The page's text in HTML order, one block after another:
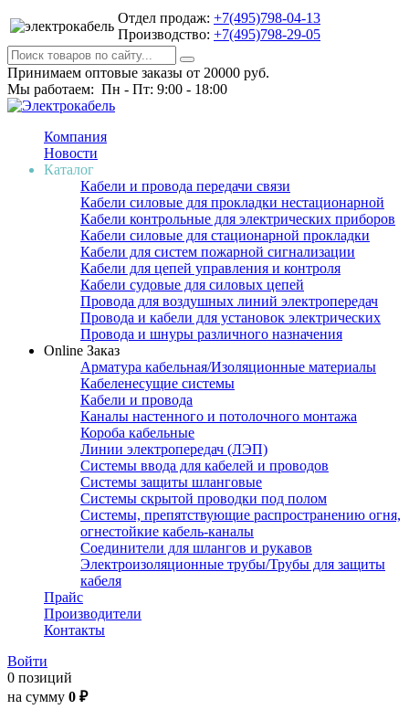
Отдел продаж: +7(495)798-04-13
Производство: +7(495)798-29-05
Принимаем оптовые заказы от 20000 руб.
Мы работаем: Пн - Пт: 9:00 - 18:00
Компания
Новости
Каталог
Кабели и провода передачи связи
Кабели силовые для прокладки нестационарной
Кабели контрольные для электрических приборов
Кабели силовые для стационарной прокладки
Кабели для систем пожарной сигнализации
Кабели для цепей управления и контроля
Кабели судовые для силовых цепей
Провода для воздушных линий электропередач
Провода и кабели для установок электрических
Провода и шнуры различного назначения
Online Заказ
Арматура кабельная/Изоляционные материалы
Кабеленесущие системы
Кабели и провода
Каналы настенного и потолочного монтажа
Короба кабельные
Линии электропередач (ЛЭП)
Системы ввода для кабелей и проводов
Системы защиты шланговые
Системы скрытой проводки под полом
Системы, препятствующие распространению огня,
огнестойкие кабель-каналы
Соединители для шлангов и рукавов
Электроизоляционные трубы/Трубы для защиты
кабеля
Прайс
Производители
Контакты
Войти
0 позиций
на сумму 0 ₽